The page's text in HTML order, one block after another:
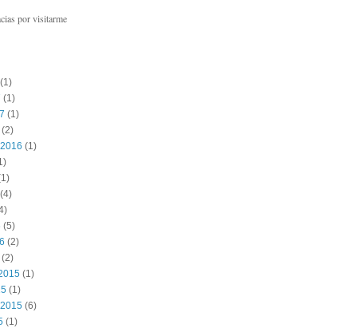
por visitarme
(1)
(1)
(2)
(1)
(5)
(2)
(2)
(1)
(1)
(6)
(1)